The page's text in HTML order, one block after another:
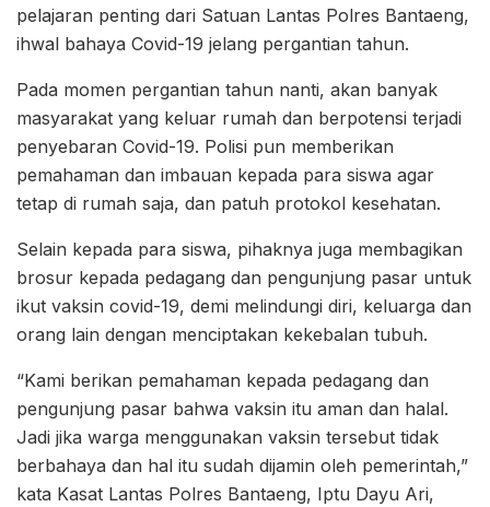
pelajaran penting dari Satuan Lantas Polres Bantaeng,
ihwal bahaya Covid-19 jelang pergantian tahun.
Pada momen pergantian tahun nanti, akan banyak
masyarakat yang keluar rumah dan berpotensi terjadi
penyebaran Covid-19. Polisi pun memberikan
pemahaman dan imbauan kepada para siswa agar
tetap di rumah saja, dan patuh protokol kesehatan.
Selain kepada para siswa, pihaknya juga membagikan
brosur kepada pedagang dan pengunjung pasar untuk
ikut vaksin covid-19, demi melindungi diri, keluarga dan
orang lain dengan menciptakan kekebalan tubuh.
“Kami berikan pemahaman kepada pedagang dan
pengunjung pasar bahwa vaksin itu aman dan halal.
Jadi jika warga menggunakan vaksin tersebut tidak
berbahaya dan hal itu sudah dijamin oleh pemerintah,”
kata Kasat Lantas Polres Bantaeng, Iptu Dayu Ari,